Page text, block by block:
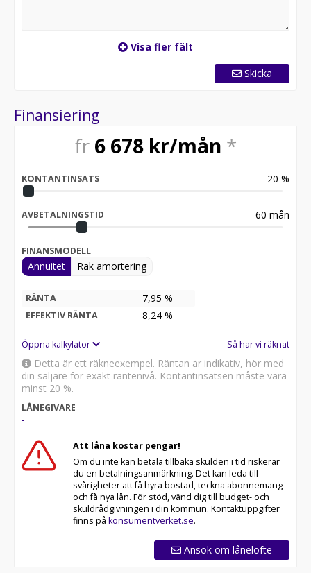
Visa fler fält
Skicka
Finansiering
fr 6 678 kr/mån *
KONTANTINSATS 20 %
AVBETALNINGSTID 60 mån
FINANSMODELL
Annuitet Rak amortering
RÄNTA 7,95 %
EFFEKTIV RÄNTA 8,24 %
Öppna kalkylator Så har vi räknat
Detta är ett räkneexempel. Räntan är indikativ, hör med
din säljare för exakt räntenivå. Kontantinsatsen måste vara
minst 20 %.
LÅNEGIVARE
-
Att låna kostar pengar!
Om du inte kan betala tillbaka skulden i tid riskerar
du en betalningsanmärkning. Det kan leda till
svårigheter att få hyra bostad, teckna abonnemang
och få nya lån. För stöd, vänd dig till budget- och
skuldrådgivningen i din kommun. Kontaktuppgifter
finns på konsumentverket.se.
Ansök om lånelöfte